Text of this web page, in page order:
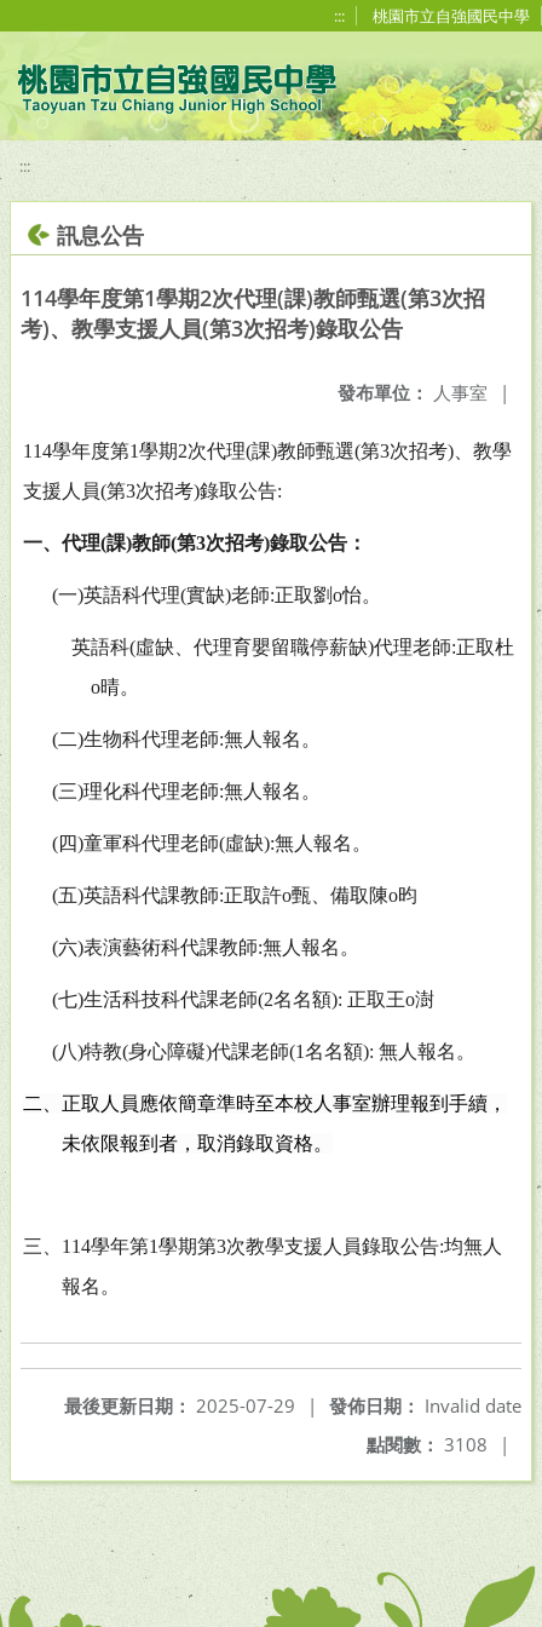
::: 桃園市立自強國民中學
:::
訊息公告
114學年度第1學期2次代理(課)教師甄選(第3次招
考)、教學支援人員(第3次招考)錄取公告
發布單位： 人事室 |
114學年度第1學期2次代理(課)教師甄選(第3次招考) 、教學
支援人員(第3次招考)錄取公告:
一、代理(課)教師(第3次招考)錄取公告：
(一)英語科代理(實缺)老師:正取劉o怡。
英語科(虛缺、代理育嬰留職停薪缺)代理老師:正取杜
o晴。
(二)生物科代理老師:無人報名。
(三)理化科代理老師:無人報名。
(四)童軍科代理老師(虛缺):無人報名。
(五)英語科代課教師:正取許o甄、備取陳o昀
(六)表演藝術科代課教師:無人報名。
(七)生活科技科代課老師(2名名額): 正取王o澍
(八)特教(身心障礙)代課老師(1名名額): 無人報名。
二、正取人員應依簡章準時至本校人事室辦理報到手續，
未依限報到者，取消錄取資格。
三、 114學年第1學期第3次教學支援人員錄取公告:均無人
報名。
發佈日期： Invalid date
最後更新日期： 2025-07-29
|
點閱數： 3108 |